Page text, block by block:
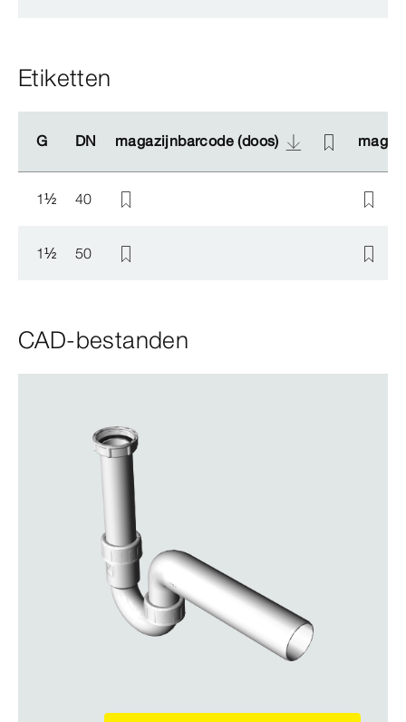
Etiketten
G DN magazijnbarcode (doos)
G DN magazijnbarcode (doos)
1½ 40
1½ 50
CAD-bestanden